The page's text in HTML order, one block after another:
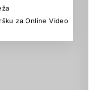
za Online Video